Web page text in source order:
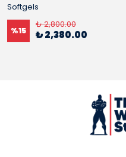
Softgels
%15
₺ 2,800.00
₺ 2,380.00